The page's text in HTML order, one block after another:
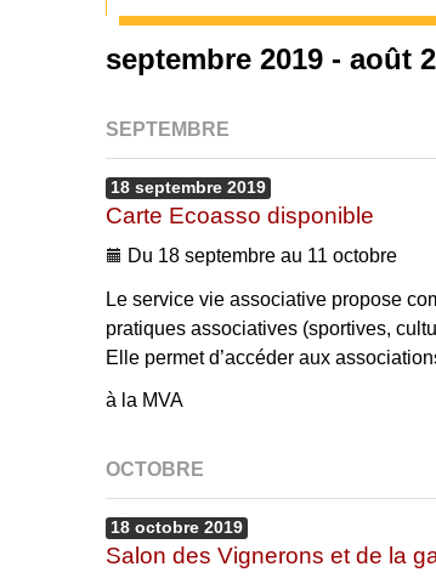
septembre 2019 - août
SEPTEMBRE
18 septembre 2019
Carte Ecoasso disponible
Du 18 septembre au 11 octobre
Le service vie associative propose
pratiques associatives (sportives,
Elle permet d’accéder aux
à la MVA
OCTOBRE
18 octobre 2019
Salon des Vignerons et de la